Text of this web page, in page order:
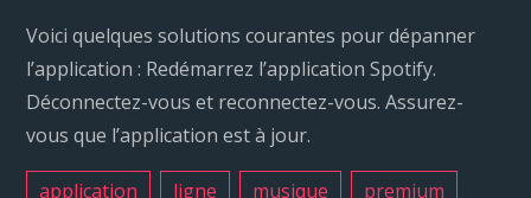
Voici quelques solutions courantes pour dépanner
l’application : Redémarrez l’application Spotify.
Déconnectez-vous et reconnectez-vous. Assurez-
vous que l’application est à jour.
application ligne musique premium